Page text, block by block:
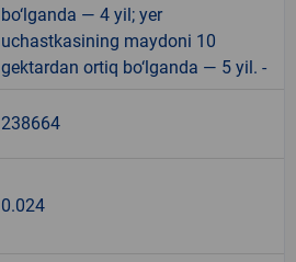
bo‘lganda — 4 yil; yer
uchastkasining maydoni 10
gektardan ortiq bo‘lganda — 5 yil. -
238664
0.024